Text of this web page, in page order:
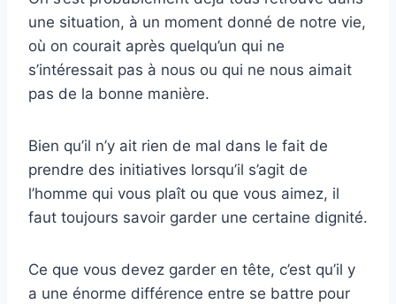
une situation, à un moment donné de notre vie,
où on courait après quelqu’un qui ne
s’intéressait pas à nous ou qui ne nous aimait
pas de la bonne manière.
Bien qu’il n’y ait rien de mal dans le fait de
prendre des initiatives lorsqu’il s’agit de
l’homme qui vous plaît ou que vous aimez, il
faut toujours savoir garder une certaine dignité.
Ce que vous devez garder en tête, c’est qu’il y
a une énorme différence entre se battre pour